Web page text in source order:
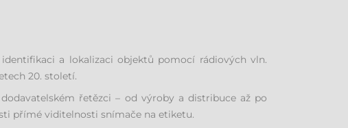
a lokalizaci objektů pomocí rádiových vln.
20. století.
řetězci – od výroby a distribuce až po
přímé viditelnosti snímače na etiketu.